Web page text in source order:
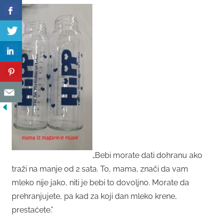
„Bebi morate dati dohranu ako
traži na manje od 2 sata. To, mama, znači da vam
mleko nije jako, niti je bebi to dovoljno. Morate da
prehranjujete, pa kad za koji dan mleko krene,
prestaćete.”